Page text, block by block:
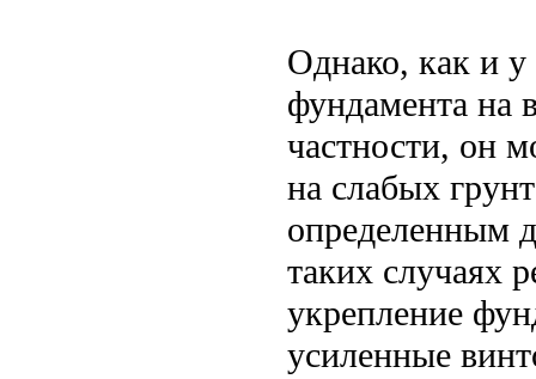
Однако, как и у
фундамента на
частности, он
на слабых
определенным
таких случаях
укрепление
усиленные